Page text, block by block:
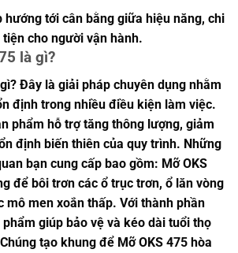
hướng tới cân bằng giữa hiệu năng, chi
cho người vận hành.
là gì?
Đây là giải pháp chuyên dụng nhằm
định trong nhiều điều kiện làm việc.
phẩm hỗ trợ tăng thông lượng, giảm
định biến thiên của quy trình. Những
bạn cung cấp bao gồm: Mỡ OKS
để bôi trơn các ổ trục trơn, ổ lăn vòng
mô men xoắn thấp. Với thành phần
giúp bảo vệ và kéo dài tuổi thọ
tạo khung để Mỡ OKS 475 hòa